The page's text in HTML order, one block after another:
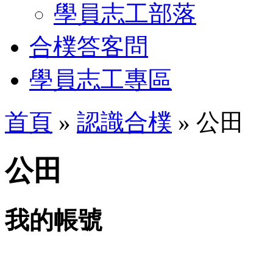
學員志工部落
合樸答客問
學員志工專區
首頁 » 認識合樸 » 公田
公田
我的帳號